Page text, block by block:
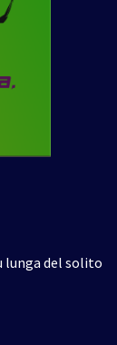
lunga del solito